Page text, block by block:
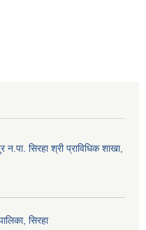
सिरहा श्री प्राविधिक शाखा,
सिरहा